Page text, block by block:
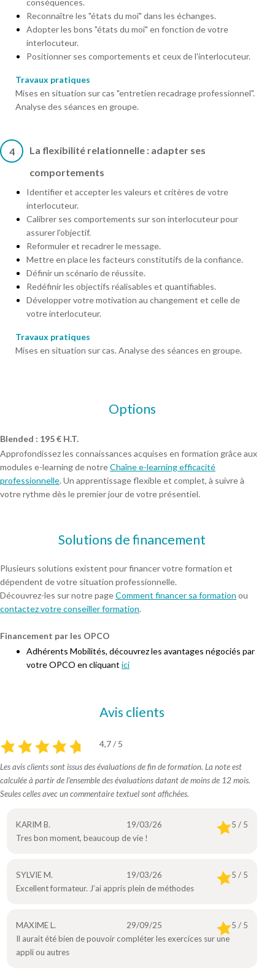
conséquences.
Reconnaître les "états du moi" dans les échanges.
Adopter les bons "états du moi" en fonction de votre
interlocuteur.
Positionner ses comportements et ceux de l'interlocuteur.
Travaux pratiques
Mises en situation sur cas "entretien recadrage professionnel".
Analyse des séances en groupe.
4
La flexibilité relationnelle : adapter ses
comportements
Identifier et accepter les valeurs et critères de votre
interlocuteur.
Calibrer ses comportements sur son interlocuteur pour
assurer l'objectif.
Reformuler et recadrer le message.
Mettre en place les facteurs constitutifs de la confiance.
Définir un scénario de réussite.
Redéfinir les objectifs réalisables et quantifiables.
Développer votre motivation au changement et celle de
votre interlocuteur.
Travaux pratiques
Mises en situation sur cas. Analyse des séances en groupe.
Options
Blended : 195 € H.T.
Approfondissez les connaissances acquises en formation grâce aux
modules e-learning de notreChaîne e-learning efficacité
professionnelle. Un apprentissage flexible et complet, à suivre à
votre rythme dès le premier jour de votre présentiel.
Solutions de financement
Plusieurs solutions existent pour financer votre formation et
dépendent de votre situation professionnelle.
Découvrez-les sur notre pageComment financer sa formation ou
contactez votre conseiller formation.
Financement par les OPCO
Adhérents Mobilités, découvrez les avantages négociés par
votre OPCO en cliquant ici
Avis clients
4,7 / 5
Les avis clients sont issus des évaluations de fin de formation. La note est
calculée à partir de l’ensemble des évaluations datant de moins de 12 mois.
Seules celles avec un commentaire textuel sont affichées.
KARIM B. 19/03/26
5 / 5
Tres bon moment, beaucoup de vie !
SYLVIE M. 19/03/26
5 / 5
Excellent formateur. J’ai appris plein de méthodes
MAXIME L. 29/09/25
5 / 5
Il aurait été bien de pouvoir compléter les exercices sur une
appli ou autres